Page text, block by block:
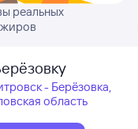
реальных
- Берёзовка,
область